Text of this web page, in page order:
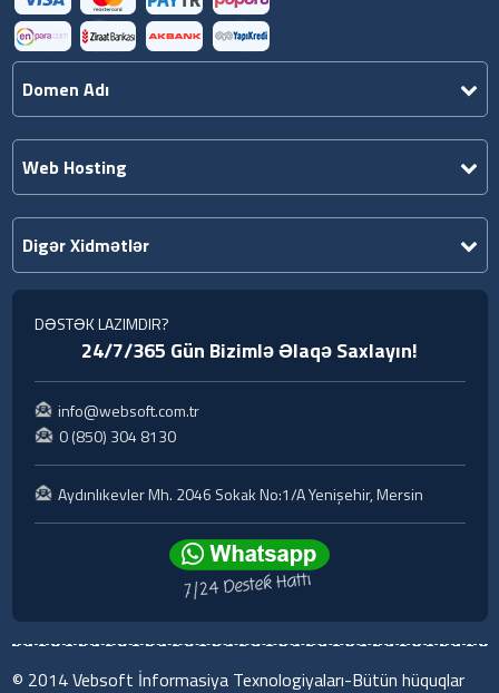
Domen Adı
Web Hosting
Digər Xidmətlər
DƏSTƏK LAZIMDIR?
24/7/365 Gün Bizimlə Əlaqə Saxlayın!
info@websoft.com.tr
0 (850) 304 8130
Aydınlıkevler Mh. 2046 Sokak No:1/A Yenişehir, Mersin
© 2014 Vebsoft İnformasiya Texnologiyaları-Bütün hüquqlar